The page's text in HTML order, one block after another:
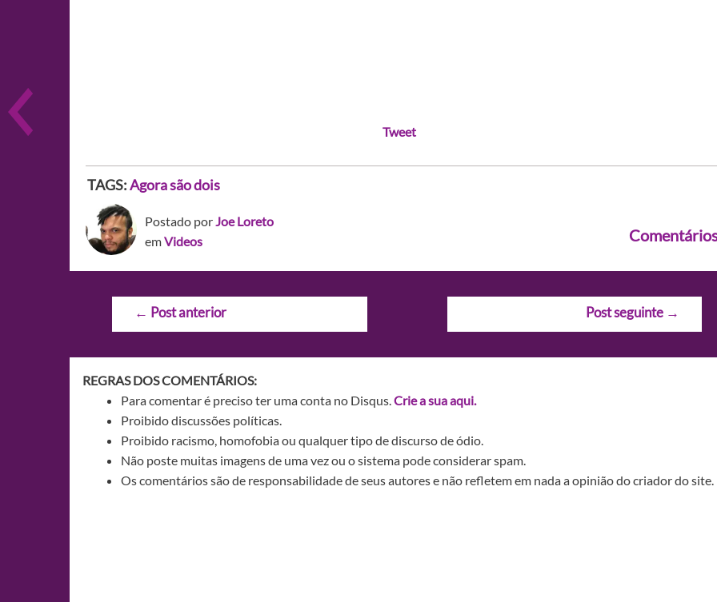
Tweet
TAGS:Agora são dois
Postado porJoe Loreto
emVideos
Navegação
← Post anterior Post seguinte →
REGRAS DOS COMENTÁRIOS:
Para comentar é preciso ter uma conta no Disqus.Crie a sua aqui.
Proibido discussões políticas.
Proibido racismo, homofobia ou qualquer tipo de discurso de ódio.
Não poste muitas imagens de uma vez ou o sistema pode considerar spam.
Os comentários são de responsabilidade de seus autores e não refletem em nada a opinião do criador do site.